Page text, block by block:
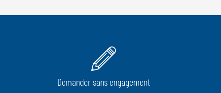
Demander sans engagement